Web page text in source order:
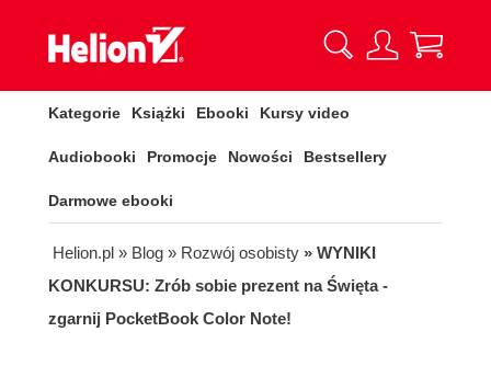
Kategorie Książki Ebooki Kursy video
Audiobooki Promocje Nowości Bestsellery
Darmowe ebooki
Helion.pl » Blog » Rozwój osobisty » WYNIKI
KONKURSU: Zrób sobie prezent na Święta -
zgarnij PocketBook Color Note!